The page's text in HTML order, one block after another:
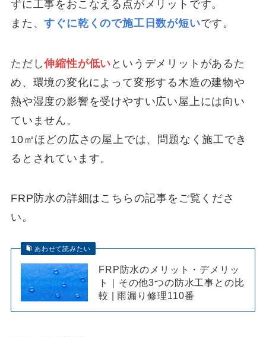
ずに工事をおこなえる点がメリットです。
また、すぐに乾くので施工日数が短いです。
ただし伸縮性が低い というデメリットがあるた
め、環境の変化によって変形する木造の建物や
熱や湿度の影響を受けやすい広い屋上には向い
ていません。
10㎡ほどの広さの屋上では、問題なく施工でき
るとされています。
FRP防水の詳細はこちらの記事をご覧くださ
い。
あわせて読みたい
FRP防水のメリット・デメリッ
ト｜その他3つの防水工事との比
較 | 雨漏り修理110番